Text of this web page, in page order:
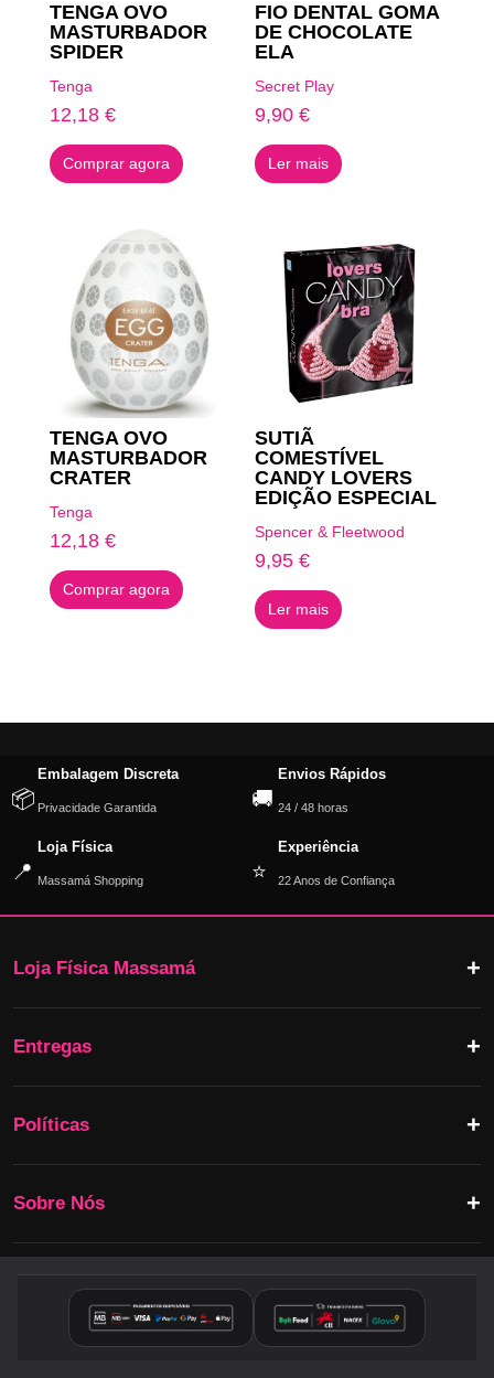
TENGA OVO
MASTURBADOR
SPIDER
Tenga
12,18 €
Comprar agora
FIO DENTAL GOMA
DE CHOCOLATE
ELA
Secret Play
9,90€
Ler mais
TENGA OVO
MASTURBADOR
CRATER
Tenga
12,18 €
Comprar agora
SUTIÃ
COMESTÍVEL
CANDY LOVERS
EDIÇÃO ESPECIAL
Spencer & Fleetwood
9,95€
Ler mais
📦
Embalagem Discreta
Privacidade Garantida 🚚
Envios Rápidos
24 / 48 horas
📍
Loja Física
Massamá Shopping ⭐
Experiência
22 Anos de Confiança
Loja Física Massamá
Entregas
Políticas
Sobre Nós